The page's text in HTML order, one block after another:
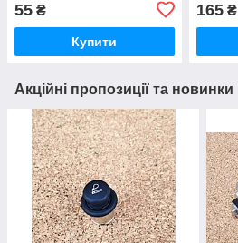
55 ₴
Купити
165₴
Акційні пропозиції та новинки